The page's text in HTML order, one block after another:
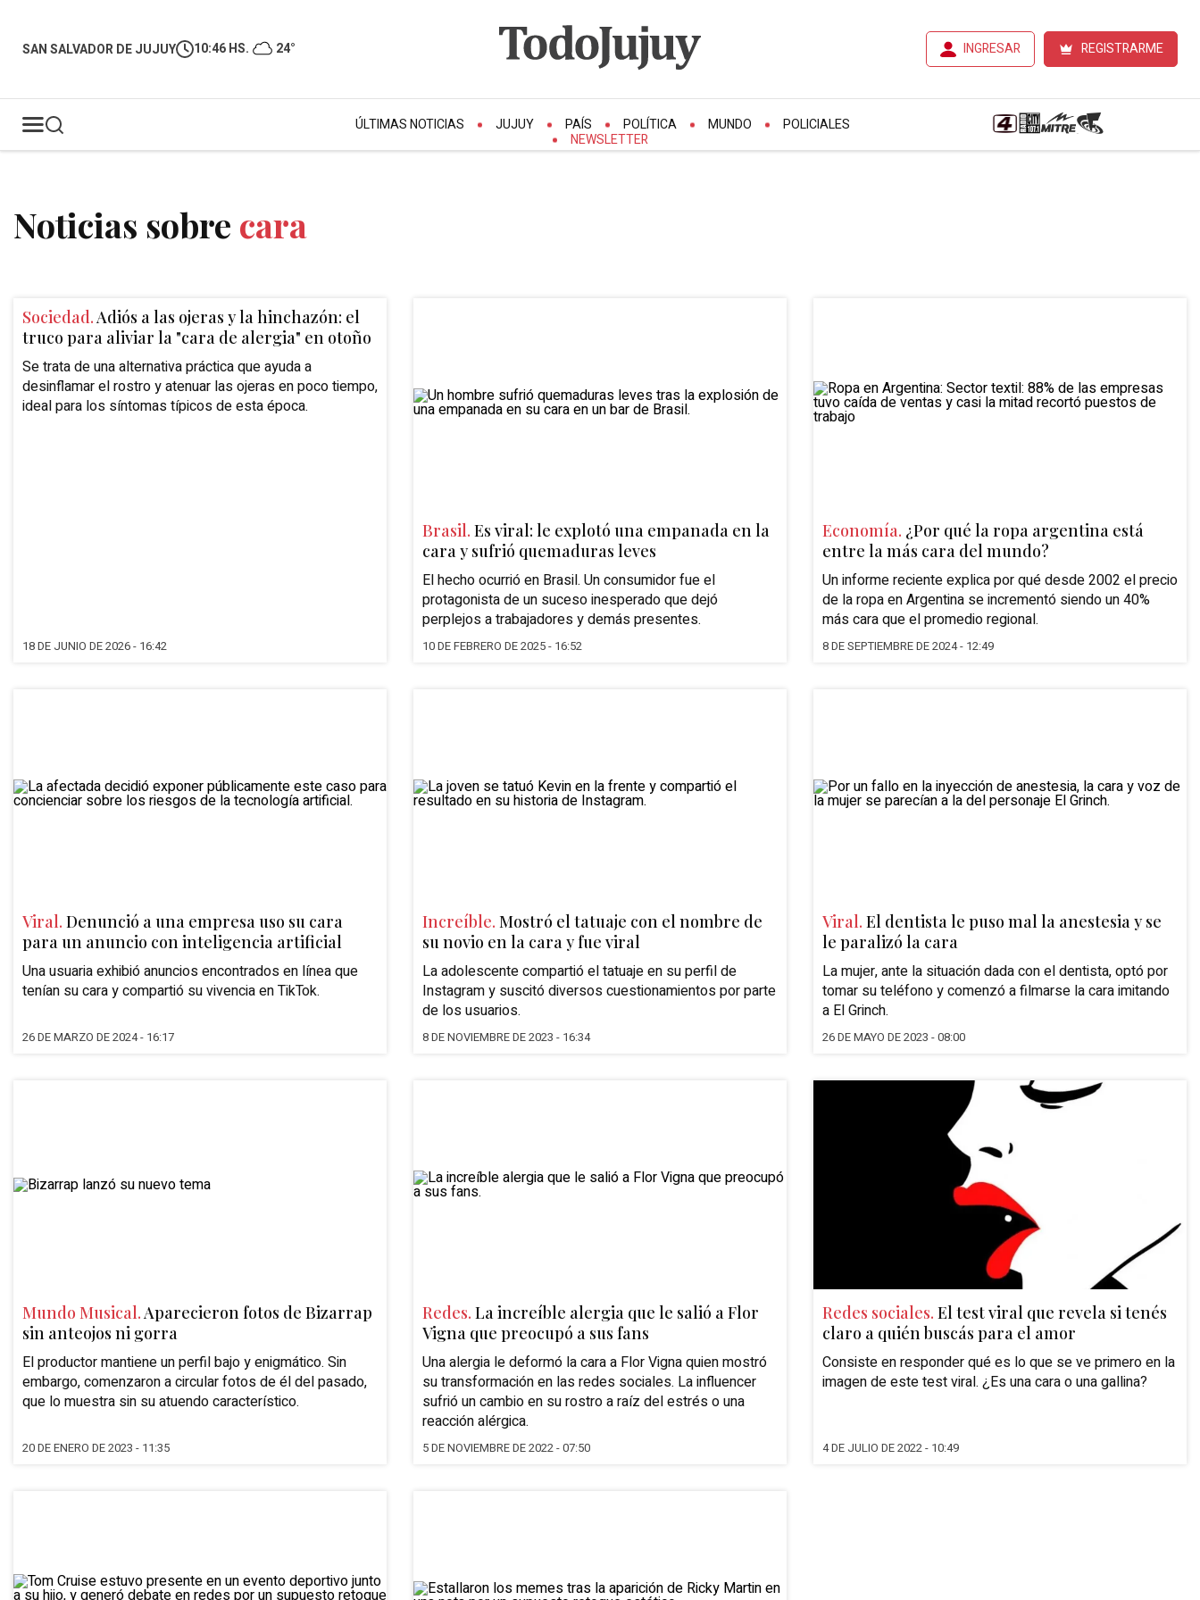
SAN SALVADOR DE JUJUY 10:46 HS. 24° INGRESAR REGISTRARME
ÚLTIMAS NOTICIAS JUJUY PAÍS POLÍTICA MUNDO
POLICIALES
NEWSLETTER
Noticias sobre cara
Sociedad.Adiós a las ojeras y la hinchazón: el
truco para aliviar la "cara de alergia" en otoño
Se trata de una alternativa práctica que ayuda a
desinflamar el rostro y atenuar las ojeras en poco tiempo,
ideal para los síntomas típicos de esta época.
18 DE JUNIO DE 2026 - 16:42
Brasil. Es viral: le explotó una empanada en la
cara y sufrió quemaduras leves
El hecho ocurrió en Brasil. Un consumidor fue el
protagonista de un suceso inesperado que dejó
perplejos a trabajadores y demás presentes.
10 DE FEBRERO DE 2025 - 16:52
Economía. ¿Por qué la ropa argentina está
entre la más cara del mundo?
Un informe reciente explica por qué desde 2002 el precio
de la ropa en Argentina se incrementó siendo un 40%
más cara que el promedio regional.
8 DE SEPTIEMBRE DE 2024 - 12:49
Viral. Denunció a una empresa uso su cara
para un anuncio con inteligencia artificial
Una usuaria exhibió anuncios encontrados en línea que
tenían su cara y compartió su vivencia en TikTok.
26 DE MARZO DE 2024 - 16:17
Increíble. Mostró el tatuaje con el nombre de
su novio en la cara y fue viral
La adolescente compartió el tatuaje en su perfil de
Instagram y suscitó diversos cuestionamientos por parte
de los usuarios.
8 DE NOVIEMBRE DE 2023 - 16:34
Viral. El dentista le puso mal la anestesia y se
le paralizó la cara
La mujer, ante la situación dada con el dentista, optó por
tomar su teléfono y comenzó a filmarse la cara imitando
a El Grinch.
26 DE MAYO DE 2023 - 08:00
Mundo Musical.Aparecieron fotos de Bizarrap
sin anteojos ni gorra
El productor mantiene un perfil bajo y enigmático. Sin
embargo, comenzaron a circular fotos de él del pasado,
que lo muestra sin su atuendo característico.
20 DE ENERO DE 2023 - 11:35
Redes. La increíble alergia que le salió a Flor
Vigna que preocupó a sus fans
Una alergia le deformó la cara a Flor Vigna quien mostró
su transformación en las redes sociales. La influencer
sufrió un cambio en su rostro a raíz del estrés o una
reacción alérgica.
5 DE NOVIEMBRE DE 2022 - 07:50
Redes sociales. El test viral que revela si tenés
claro a quién buscás para el amor
Consiste en responder qué es lo que se ve primero en la
imagen de este test viral. ¿Es una cara o una gallina?
4 DE JULIO DE 2022 - 10:49